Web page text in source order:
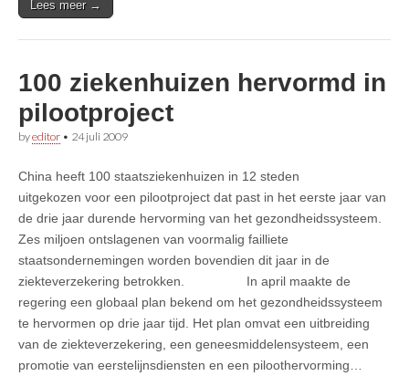
Lees meer →
100 ziekenhuizen hervormd in
pilootproject
byeditor • 24 juli 2009
China heeft 100 staatsziekenhuizen in 12 steden
uitgekozen voor een pilootproject dat past in het eerste jaar van
de drie jaar durende hervorming van het gezondheidssysteem.
Zes miljoen ontslagenen van voormalig failliete
staatsondernemingen worden bovendien dit jaar in de
ziekteverzekering betrokken. In april maakte de
regering een globaal plan bekend om het gezondheidssysteem
te hervormen op drie jaar tijd. Het plan omvat een uitbreiding
van de ziekteverzekering, een geneesmiddelensysteem, een
promotie van eerstelijnsdiensten en een piloothervorming…